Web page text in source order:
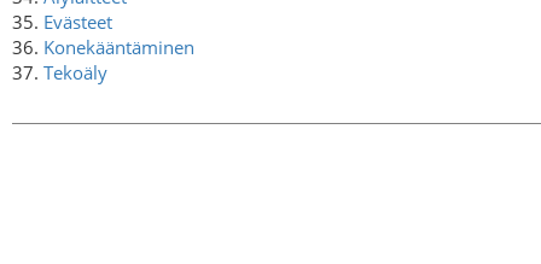
35. Evästeet
36. Konekääntäminen
37. Tekoäly